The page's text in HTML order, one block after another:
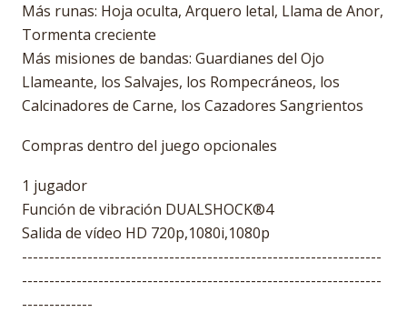
Más runas: Hoja oculta, Arquero letal, Llama de Anor,
Tormenta creciente
Más misiones de bandas: Guardianes del Ojo
Llameante, los Salvajes, los Rompecráneos, los
Calcinadores de Carne, los Cazadores Sangrientos
Compras dentro del juego opcionales
1 jugador
Función de vibración DUALSHOCK®4
Salida de vídeo HD 720p,1080i,1080p
------------------------------------------------------------------
------------------------------------------------------------------
-------------